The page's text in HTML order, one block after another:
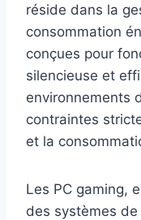
réside dans la
consommation
conçues pour
silencieuse et
environnements
contraintes
et la
Les PC gaming,
des systèmes